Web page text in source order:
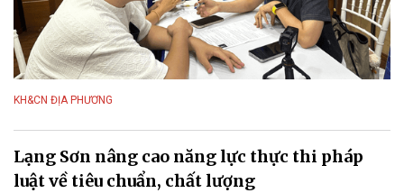
KH&CN ĐỊA PHƯƠNG
Lạng Sơn nâng cao năng lực thực thi pháp
luật về tiêu chuẩn, chất lượng